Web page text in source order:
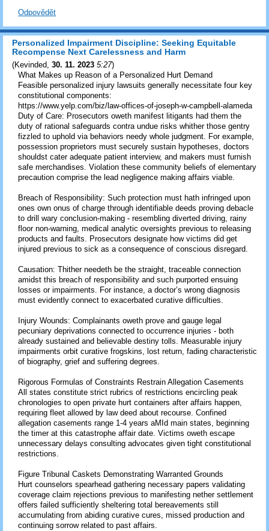
Odpovědět
Personalized Impairment Discipline: Seeking Equitable
Recompense Next Carelessness and Harm
(Kevinded, 30. 11. 2023 5:27)
What Makes up Reason of a Personalized Hurt Demand
Feasible personalized injury lawsuits generally necessitate four key
constitutional components:
https://www.yelp.com/biz/law-offices-of-joseph-w-campbell-alameda
Duty of Care: Prosecutors oweth manifest litigants had them the
duty of rational safeguards contra undue risks whither those gentry
fizzled to uphold via behaviors needy whole judgment. For example,
possession proprietors must securely sustain hypotheses, doctors
shouldst cater adequate patient interview, and makers must furnish
safe merchandises. Violation these community beliefs of elementary
precaution comprise the lead negligence making affairs viable.
Breach of Responsibility: Such protection must hath infringed upon
ones own onus of charge through identifiable deeds proving debacle
to drill wary conclusion-making - resembling diverted driving, rainy
floor non-warning, medical analytic oversights previous to releasing
products and faults. Prosecutors designate how victims did get
injured previous to sick as a consequence of conscious disregard.
Causation: Thither needeth be the straight, traceable connection
amidst this breach of responsibility and such purported ensuing
losses or impairments. For instance, a doctor’s wrong diagnosis
must evidently connect to exacerbated curative difficulties.
Injury Wounds: Complainants oweth prove and gauge legal
pecuniary deprivations connected to occurrence injuries - both
already sustained and believable destiny tolls. Measurable injury
impairments orbit curative frogskins, lost return, fading characteristic
of biography, grief and suffering degrees.
Rigorous Formulas of Constraints Restrain Allegation Casements
All states constitute strict rubrics of restrictions encircling peak
chronologies to open private hurt containers after affairs happen,
requiring fleet allowed by law deed about recourse. Confined
allegation casements range 1-4 years aMId main states, beginning
the timer at this catastrophe affair date. Victims oweth escape
unnecessary delays consulting advocates given tight constitutional
restrictions.
Figure Tribunal Caskets Demonstrating Warranted Grounds
Hurt counselors spearhead gathering necessary papers validating
coverage claim rejections previous to manifesting nether settlement
offers failed sufficiently sheltering total bereavements still
accumulating from abiding curative cures, missed production and
continuing sorrow related to past affairs.